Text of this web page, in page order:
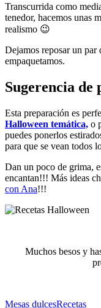
Transcurrida como
tenedor, hacemos unas
realismo 😉
Dejamos reposar un par
empaquetamos.
Sugerencia de
Esta preparación es
Halloween temática, o
puedes ponerlos
para que se vean todos
Dan un poco de grima,
encantan!!! Más ideas
con Ana!!!
Muchos besos y
Mesas dulcesRecetas